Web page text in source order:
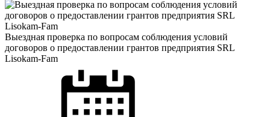
Выездная проверка по вопросам соблюдения условий
договоров о предоставлении грантов предприятия SRL
Lisokam-Fam